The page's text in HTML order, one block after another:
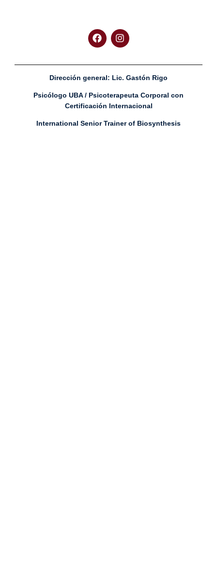
Dirección general: Lic. Gastón Rigo
Psicólogo UBA / Psicoterapeuta Corporal con
Certificación Internacional
International Senior Trainer of Biosynthesis